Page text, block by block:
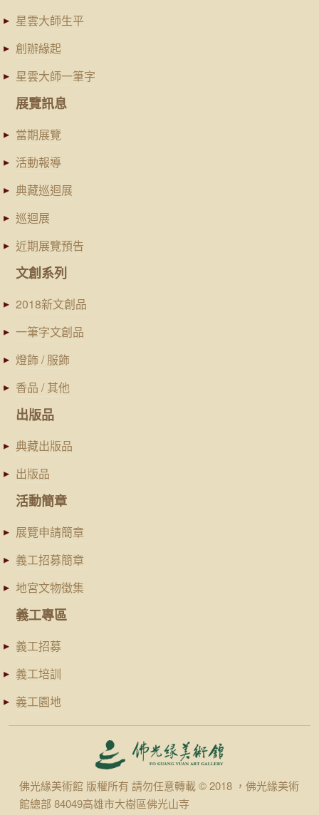
星雲大師生平
創辦緣起
星雲大師一筆字
展覽訊息
當期展覽
活動報導
典藏巡迴展
巡迴展
近期展覽預告
文創系列
2018新文創品
一筆字文創品
燈飾 / 服飾
香品 / 其他
出版品
典藏出版品
出版品
活動簡章
展覽申請簡章
義工招募簡章
地宮文物徵集
義工專區
義工招募
義工培訓
義工園地
佛光緣美術館 版權所有 請勿任意轉載 © 2018 ，佛光緣美術
館總部 84049高雄市大樹區佛光山寺